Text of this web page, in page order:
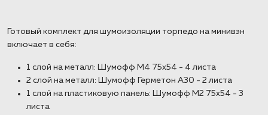
Готовый комплект для шумоизоляции торпедо на минивэн
включает в себя:
1 слой на металл: Шумофф М4 75х54 - 4 листа
2 слой на металл: Шумофф Герметон А30 - 2 листа
1 слой на пластиковую панель: Шумофф М2 75х54 - 3
листа